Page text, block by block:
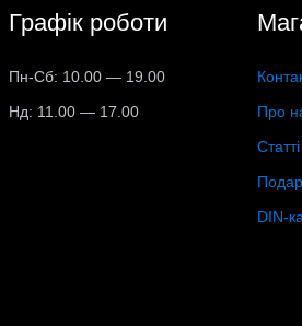
Графік роботи
Пн-Сб: 10.00 — 19.00
Нд: 11.00 — 17.00
Про
Статті
DIN-